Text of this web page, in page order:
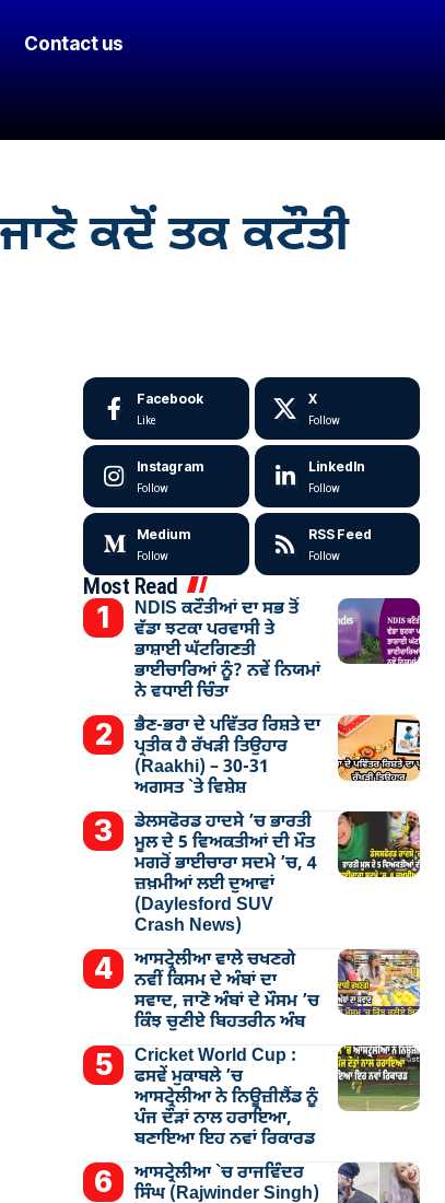
Contact us
ਕਦੋਂ ਤਕ ਕਟੌਤੀ
Facebook
Like
X
Follow
Instagram
Follow
LinkedIn
Follow
Medium
Follow
RSS Feed
Follow
Most Read
NDIS ਕਟੌਤੀਆਂ ਦਾ ਸਭ ਤੋਂ
ਵੱਡਾ ਝਟਕਾ ਪਰਵਾਸੀ ਤੇ
ਭਾਸ਼ਾਈ ਘੱਟਗਿਣਤੀ
ਭਾਈਚਾਰਿਆਂ ਨੂੰ? ਨਵੇਂ ਨਿਯਮਾਂ
ਨੇ ਵਧਾਈ ਚਿੰਤਾ
ਭੈਣ-ਭਰਾ ਦੇ ਪਵਿੱਤਰ ਰਿਸ਼ਤੇ ਦਾ
ਪ੍ਰਤੀਕ ਹੈ ਰੱਖੜੀ ਤਿਉਹਾਰ
(Raakhi) – 30-31
ਅਗਸਤ `ਤੇ ਵਿਸ਼ੇਸ਼
ਡੇਲਸਫੋਰਡ ਹਾਦਸੇ ’ਚ ਭਾਰਤੀ
ਮੂਲ ਦੇ 5 ਵਿਅਕਤੀਆਂ ਦੀ ਮੌਤ
ਮਗਰੋਂ ਭਾਈਚਾਰਾ ਸਦਮੇ ’ਚ, 4
ਜ਼ਖ਼ਮੀਆਂ ਲਈ ਦੁਆਵਾਂ
(Daylesford SUV
Crash News)
ਆਸਟ੍ਰੇਲੀਆ ਵਾਲੇ ਚਖਣਗੇ
ਨਵੀਂ ਕਿਸਮ ਦੇ ਅੰਬਾਂ ਦਾ
ਸਵਾਦ, ਜਾਣੋ ਅੰਬਾਂ ਦੇ ਮੌਸਮ ’ਚ
ਕਿੰਝ ਚੁਣੀਏ ਬਿਹਤਰੀਨ ਅੰਬ
Cricket World Cup :
ਫਸਵੇਂ ਮੁਕਾਬਲੇ ’ਚ
ਆਸਟ੍ਰੇਲੀਆ ਨੇ ਨਿਊਜ਼ੀਲੈਂਡ ਨੂੰ
ਪੰਜ ਦੌੜਾਂ ਨਾਲ ਹਰਾਇਆ,
ਬਣਾਇਆ ਇਹ ਨਵਾਂ ਰਿਕਾਰਡ
ਆਸਟ੍ਰੇਲੀਆ `ਚ ਰਾਜਵਿੰਦਰ
ਸਿੰਘ (Rajwinder Singh)